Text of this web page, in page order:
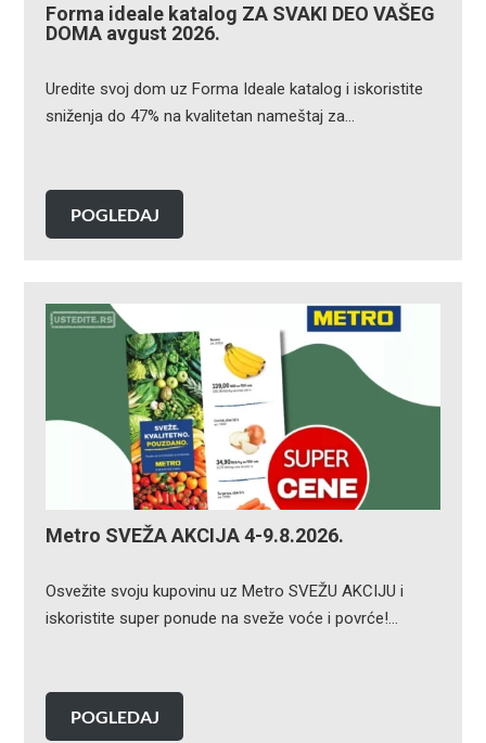
Forma ideale katalog ZA SVAKI DEO VAŠEG
DOMA avgust 2026.
Uredite svoj dom uz Forma Ideale katalog i iskoristite
sniženja do 47% na kvalitetan nameštaj za…
POGLEDAJ
Metro SVEŽA AKCIJA 4-9.8.2026.
Osvežite svoju kupovinu uz Metro SVEŽU AKCIJU i
iskoristite super ponude na sveže voće i povrće!…
POGLEDAJ